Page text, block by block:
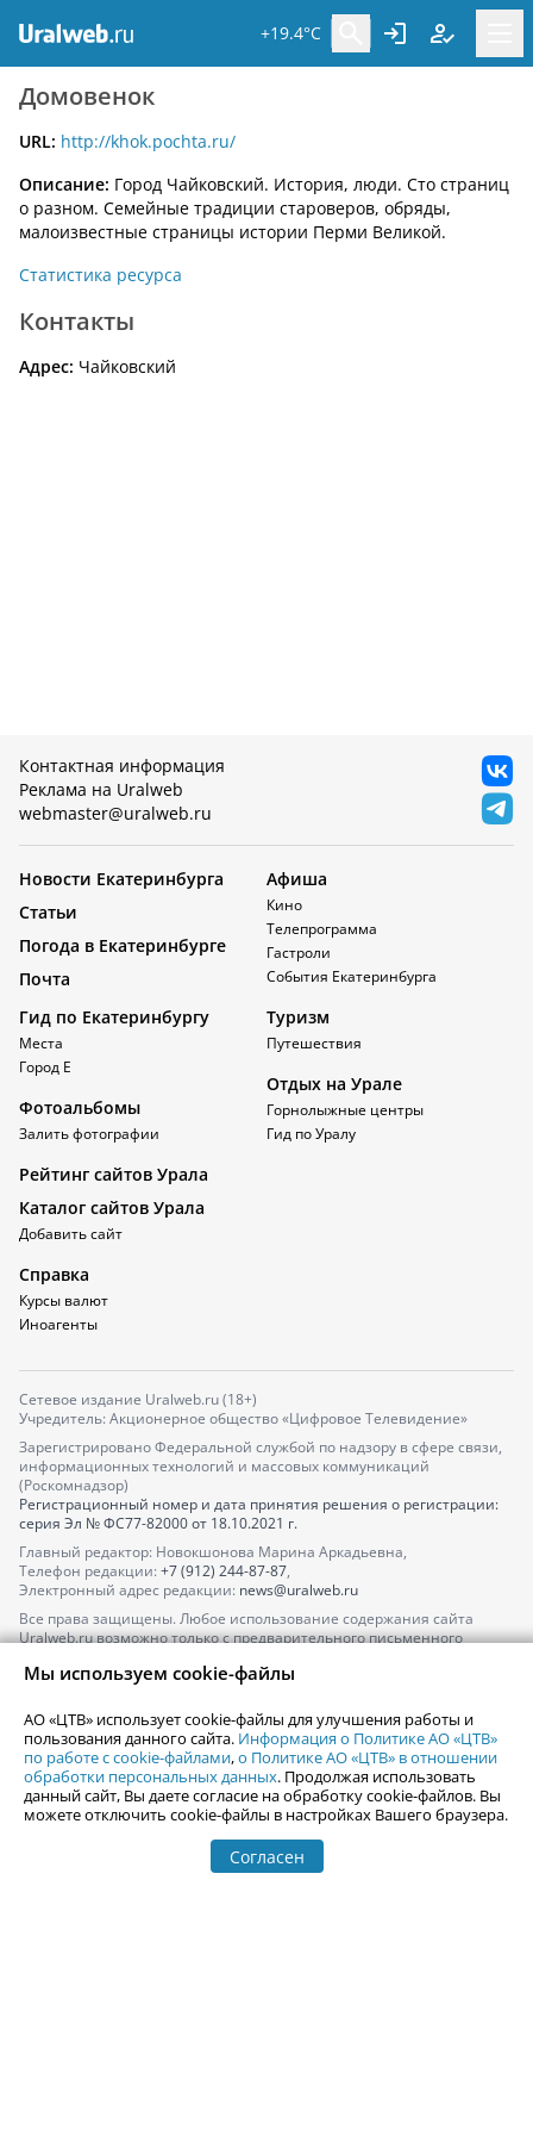
+19.4°C
Домовенок
URL: http://khok.pochta.ru/
Описание: Город Чайковский. История, люди. Сто страниц
о разном. Семейные традиции староверов, обряды,
малоизвестные страницы истории Перми Великой.
Статистика ресурса
Контакты
Адрес: Чайковский
Контактная информация
Реклама на Uralweb
webmaster@uralweb.ru
Новости Екатеринбурга
Статьи
Погода в Екатеринбурге
Почта
Афиша
Кино
Телепрограмма
Гастроли
События Екатеринбурга
Гид по Екатеринбургу
Места
Город Е
Фотоальбомы
Залить фотографии
Туризм
Путешествия
Отдых на Урале
Горнолыжные центры
Гид по Уралу
Рейтинг сайтов Урала
Каталог сайтов Урала
Добавить сайт
Справка
Курсы валют
Иноагенты
Сетевое издание Uralweb.ru (18+)
Учредитель: Акционерное общество «Цифровое Телевидение»
Зарегистрировано Федеральной службой по надзору в сфере связи,
информационных технологий и массовых коммуникаций
(Роскомнадзор)
Регистрационный номер и дата принятия решения о регистрации:
серия Эл № ФС77-82000от 18.10.2021 г.
Главный редактор: Новокшонова Марина Аркадьевна,
Телефон редакции: +7 (912) 244-87-87,
Электронный адрес редакции: news@uralweb.ru
Все права защищены. Любое использование содержания сайта
Uralweb.ru возможно только с предварительного письменного
По вопросам размещения рекламы обращайтесь по тел.
По вопросам размещения информации в разделе «Афиша»
afisha@uralweb.ru
Пользовательское соглашение на использование сайта
Политика АО «ЦТВ» в отношении обработки персональных данных
Мы используем cookie-файлы
АО «ЦТВ» использует cookie-файлы для улучшения работы и
пользования данного сайта. Информация о Политике АО «ЦТВ»
по работе с cookie-файлами,о Политике АО «ЦТВ» в отношении
обработки персональных данных. Продолжая использовать
данный сайт, Вы даете согласие на обработку cookie-файлов. Вы
можете отключить cookie-файлы в настройках Вашего браузера.
Согласен